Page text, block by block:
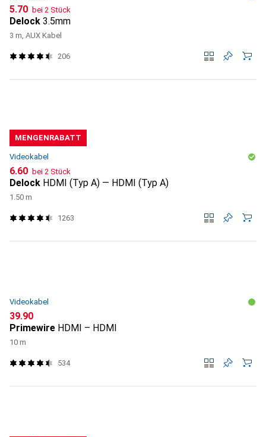
CHF
5.70 bei 2 Stück
Delock 3.5mm
3 m, AUX Kabel
206
MENGENRABATT
Videokabel
CHF
6.60 bei 2 Stück
Delock HDMI (Typ A) — HDMI (Typ A)
1.50 m
1263
Videokabel
CHF
39.90
Primewire HDMI – HDMI
10 m
534